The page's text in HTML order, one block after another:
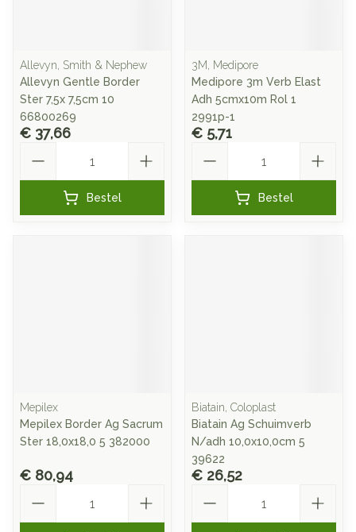
Allevyn, Smith & Nephew
Allevyn Gentle Border
Ster 7,5x 7,5cm 10
66800269
€ 37,66
Bestel
3M, Medipore
Medipore 3m Verb Elast
Adh 5cmx10m Rol 1
2991p-1
€ 5,71
Bestel
Mepilex
Mepilex Border Ag Sacrum
Ster 18,0x18,0 5 382000
€ 80,94
Biatain, Coloplast
Biatain Ag Schuimverb
N/adh 10,0x10,0cm 5
39622
€ 26,52